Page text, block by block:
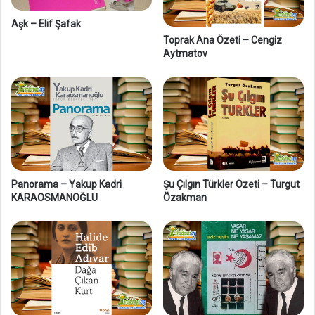
e
n
e
f
Ü
n
a
y
d
ı
n
Aşk – Elif Şafak
Toprak Ana Özeti – Cengiz
Aytmatov
Panorama – Yakup Kadri
KARAOSMANOĞLU
Şu Çılgın Türkler Özeti – Turgut
Özakman